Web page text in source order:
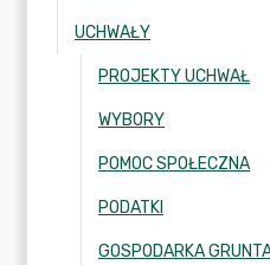
UCHWAŁY
PROJEKTY UCHWAŁ
WYBORY
POMOC SPOŁECZNA
PODATKI